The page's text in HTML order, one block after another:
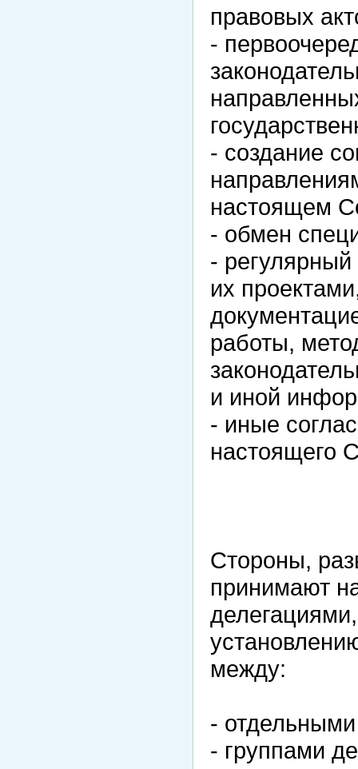
правовых
-
- создание
настоящем
- обмен
-
их
работы,
и иной
- иные
настоящего
Стороны,
принимают
между:
-
- группами